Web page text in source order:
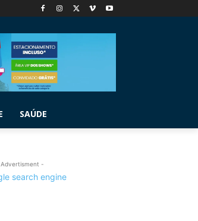
SAÚDE
-